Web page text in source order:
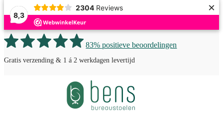
8,3
2304 Reviews ×
83% positieve beoordelingen
Gratis verzending & 1 á 2 werkdagen levertijd